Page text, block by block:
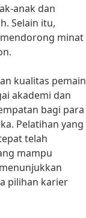
anak dan
Selain itu,
minat
kualitas pemain
akademi dan
bagi para
Pelatihan yang
telah
mampu
pilihan karier